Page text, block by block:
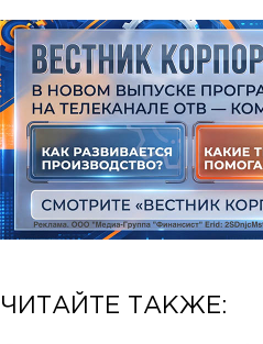
ЧИТАЙТЕ ТАКЖЕ: